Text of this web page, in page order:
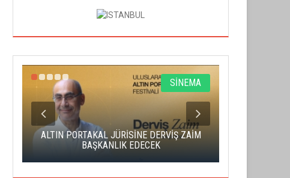
SİNEMA
ALTIN PORTAKAL JÜRİSİNE DERVİŞ ZAİM
BAŞKANLIK EDECEK